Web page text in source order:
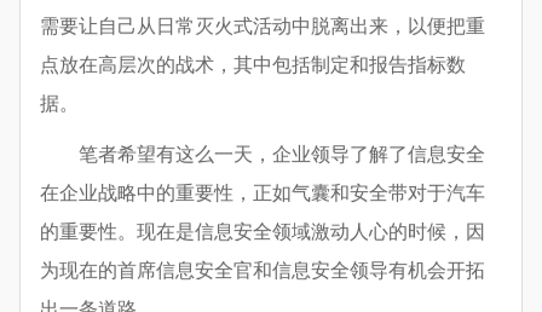
需要让自己从日常灭火式活动中脱离出来，以便把重
点放在高层次的战术，其中包括制定和报告指标数
据。
笔者希望有这么一天，企业领导了解了信息安全
在企业战略中的重要性，正如气囊和安全带对于汽车
的重要性。现在是信息安全领域激动人心的时候，因
为现在的首席信息安全官和信息安全领导有机会开拓